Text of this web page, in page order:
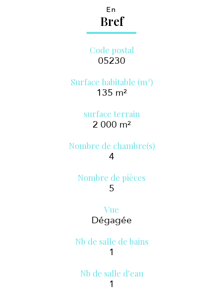
En
Bref
Code postal
05230
Surface habitable (m²)
135 m²
surface terrain
2 000 m²
Nombre de chambre(s)
4
Nombre de pièces
5
Vue
Dégagée
Nb de salle de bains
1
Nb de salle d'eau
1